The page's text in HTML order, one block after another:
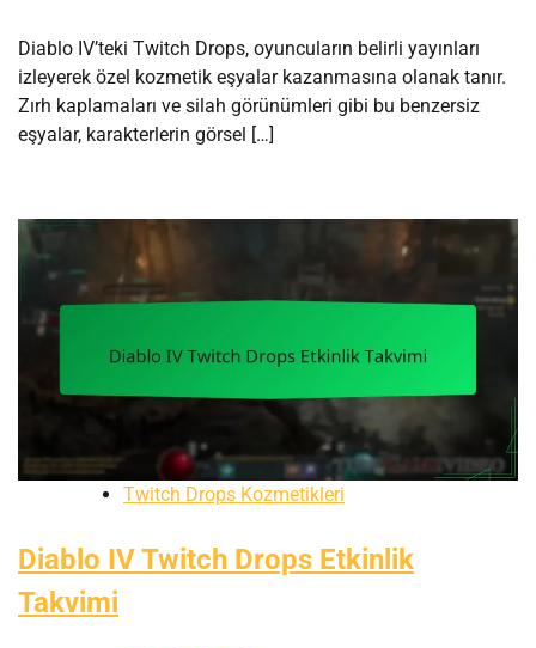
Diablo IV’teki Twitch Drops, oyuncuların belirli yayınları
izleyerek özel kozmetik eşyalar kazanmasına olanak tanır.
Zırh kaplamaları ve silah görünümleri gibi bu benzersiz
eşyalar, karakterlerin görsel […]
Twitch Drops Kozmetikleri
Diablo IV Twitch Drops Etkinlik
Takvimi